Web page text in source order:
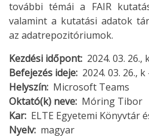
további témái a FAIR
valamint a kutatási adatok
az adatrepozitóriumok.
Kezdési időpont 2024. 03. 26.,
Befejezés ideje 2024. 03. 26., k
Helyszín Microsoft Teams
Oktató(k) neve Móring Tibor
Kar ELTE Egyetemi Könyvtár
Nyelv magyar